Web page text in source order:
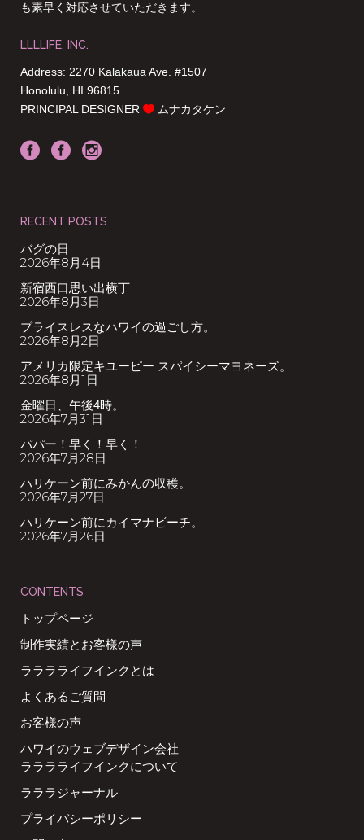
も素早く対応させていただきます。
LLLLIFE, INC.
Address: 2270 Kalakaua Ave. #1507
Honolulu, HI 96815
PRINCIPAL DESIGNER
ムナカタケン
RECENT POSTS
バグの日
2026年8月4日
新宿西口思い出横丁
2026年8月3日
プライスレスなハワイの過ごし方。
2026年8月2日
アメリカ限定キユーピー スパイシーマヨネーズ。
2026年8月1日
金曜日、午後4時。
2026年7月31日
パパー！早く！早く！
2026年7月28日
ハリケーン前にみかんの収穫。
2026年7月27日
ハリケーン前にカイマナビーチ。
2026年7月26日
CONTENTS
トップページ
制作実績とお客様の声
ラララライフインクとは
よくあるご質問
お客様の声
ハワイのウェブデザイン会社
ラララライフインクについて
ラララジャーナル
プライバシーポリシー